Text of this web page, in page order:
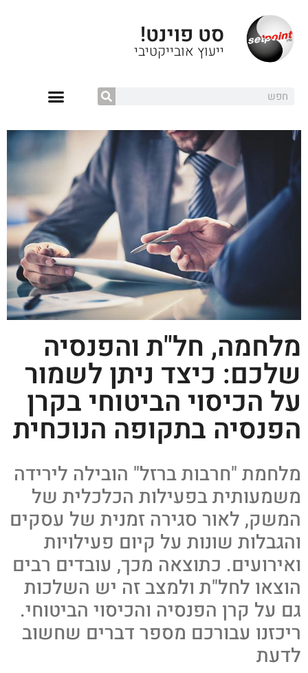
סט פוינט!
ייעוץ אובייקטיבי
מלחמה, חל"ת והפנסיה
שלכם: כיצד ניתן לשמור
על הכיסוי הביטוחי בקרן
הפנסיה בתקופה הנוכחית
מלחמת "חרבות ברזל" הובילה לירידה
משמעותית בפעילות הכלכלית של
המשק, לאור סגירה זמנית של עסקים
והגבלות שונות על קיום פעילויות
ואירועים. כתוצאה מכך, עובדים רבים
הוצאו לחל"ת ולמצב זה יש השלכות
גם על קרן הפנסיה והכיסוי הביטוחי.
ריכזנו עבורכם מספר דברים שחשוב
לדעת